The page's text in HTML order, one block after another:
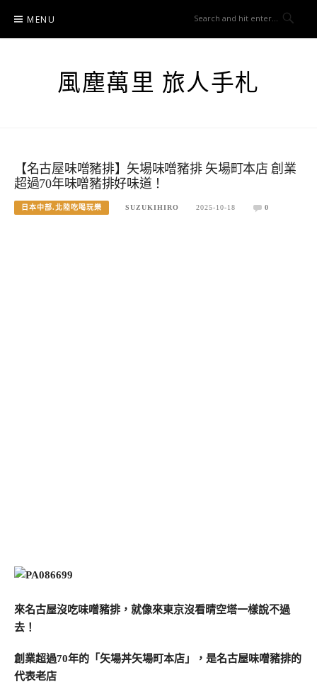
content
MENU
風塵萬里 旅人手札
【名古屋味噌豬排】矢場味噌豬排 矢場町本店 創業
超過70年味噌豬排好味道！
日本中部.北陸吃喝玩樂 SUZUKIHIRO 2025-10-18 0
來名古屋沒吃味噌豬排，就像來東京沒看晴空塔一樣說不過
去！
創業超過70年的「矢場丼矢場町本店」，是名古屋味噌豬排的
代表老店